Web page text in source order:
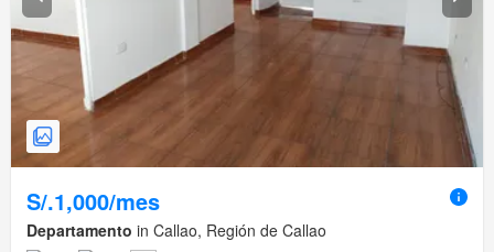
S/.1,000/mes
Departamento in Callao, Región de Callao